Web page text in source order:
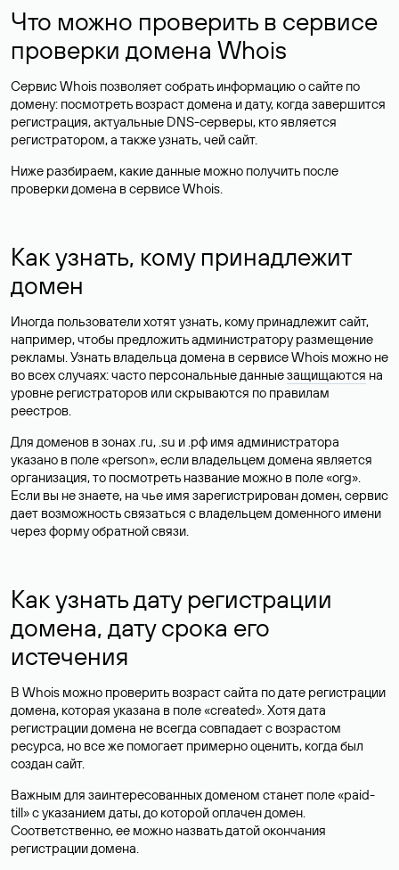
Что можно проверить в сервисе
проверки домена Whois
Сервис Whois позволяет собрать информацию о сайте по
домену: посмотреть возраст домена и дату, когда завершится
регистрация, актуальные DNS-серверы, кто является
регистратором, а также узнать, чей сайт.
Ниже разбираем, какие данные можно получить после
проверки домена в сервисе Whois.
Как узнать, кому принадлежит
домен
Иногда пользователи хотят узнать, кому принадлежит сайт,
например, чтобы предложить администратору размещение
рекламы. Узнать владельца домена в сервисе Whois можно не
во всех случаях: часто персональные данныезащищаются на
уровне регистраторов или скрываются по правилам
реестров.
Для доменов в зонах .ru, .su и .рф имя администратора
указано в поле «person», если владельцем домена является
организация, то посмотреть название можно в поле «org».
Если вы не знаете, на чье имя зарегистрирован домен, сервис
дает возможность связаться с владельцем доменного имени
через форму обратной связи.
Как узнать дату регистрации
домена, дату срока его
истечения
В Whois можно проверить возраст сайта по дате регистрации
домена, которая указана в поле «created». Хотя дата
регистрации домена не всегда совпадает с возрастом
ресурса, но все же помогает примерно оценить, когда был
создан сайт.
Важным для заинтересованных доменом станет поле «paid-
till» с указанием даты, до которой оплачен домен.
Соответственно, ее можно назвать датой окончания
регистрации домена.